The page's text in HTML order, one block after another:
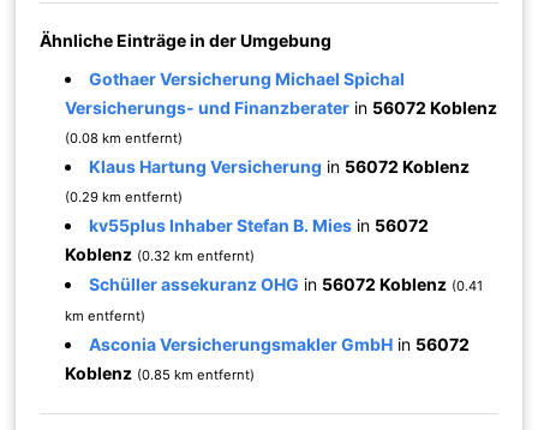
Ähnliche Einträge in der Umgebung
Gothaer Versicherung Michael Spichal
Versicherungs- und Finanzberater in 56072 Koblenz
(0.08 km entfernt)
Klaus Hartung Versicherung in 56072 Koblenz
(0.29 km entfernt)
kv55plus Inhaber Stefan B. Mies in 56072
Koblenz (0.32 km entfernt)
Schüller assekuranz OHG in 56072 Koblenz (0.41
km entfernt)
Asconia Versicherungsmakler GmbH in 56072
Koblenz (0.85 km entfernt)